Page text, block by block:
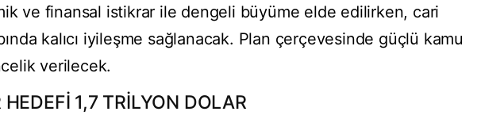
ve finansal istikrar ile dengeli büyüme elde edilirken, cari
kalıcı iyileşme sağlanacak. Plan çerçevesinde güçlü kamu
verilecek.
HEDEFİ 1,7 TRİLYON DOLAR